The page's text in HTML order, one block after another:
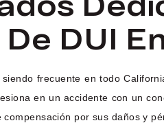
DUI
frecuente en todo
en un accidente con un
por sus daños y